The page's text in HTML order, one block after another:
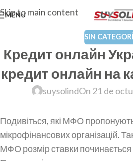
Skip to main content
MENU
SIN
Кредит онлайн
кредит онлайн на
suysolindOn 21 de
Подивіться, які МФО пропонують
мікрофінансових організацій.
МФО розмір ставки починається